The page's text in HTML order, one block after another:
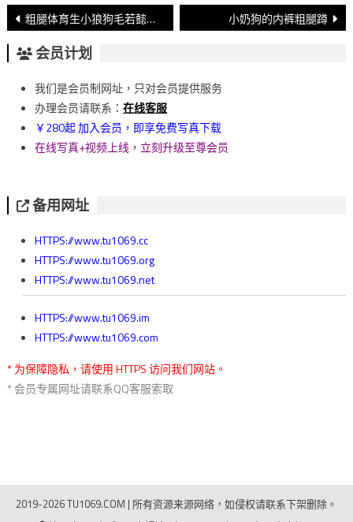
文
章
導
覽
粗腿体育生小狼狗毛若懿，名媛排行榜永远在前三位 小奶狗的内裤粗腿蹲
会员计划
我们是会员制网址，只对会员提供服务
办理会员请联系： 在线客服
￥280起 加入会员，即享免费写真下载
在线写真+视频上线，立刻升级至尊会员
备用网址
HTTPS://www.tu1069.cc
HTTPS://www.tu1069.org
HTTPS://www.tu1069.net
HTTPS://www.tu1069.im
HTTPS://www.tu1069.com
* 为保障隐私，请使用 HTTPS 访问我们网站。
* 会员专属网址请联系QQ客服索取
2019-2026 TU1069.COM | 所有资源来源网络，如侵权请联系下架删除。